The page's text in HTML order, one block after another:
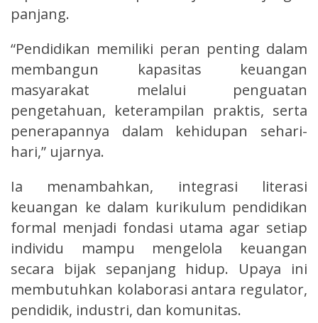
panjang.
“Pendidikan memiliki peran penting dalam
membangun kapasitas keuangan
masyarakat melalui penguatan
pengetahuan, keterampilan praktis, serta
penerapannya dalam kehidupan sehari-
hari,” ujarnya.
Ia menambahkan, integrasi literasi
keuangan ke dalam kurikulum pendidikan
formal menjadi fondasi utama agar setiap
individu mampu mengelola keuangan
secara bijak sepanjang hidup. Upaya ini
membutuhkan kolaborasi antara regulator,
pendidik, industri, dan komunitas.